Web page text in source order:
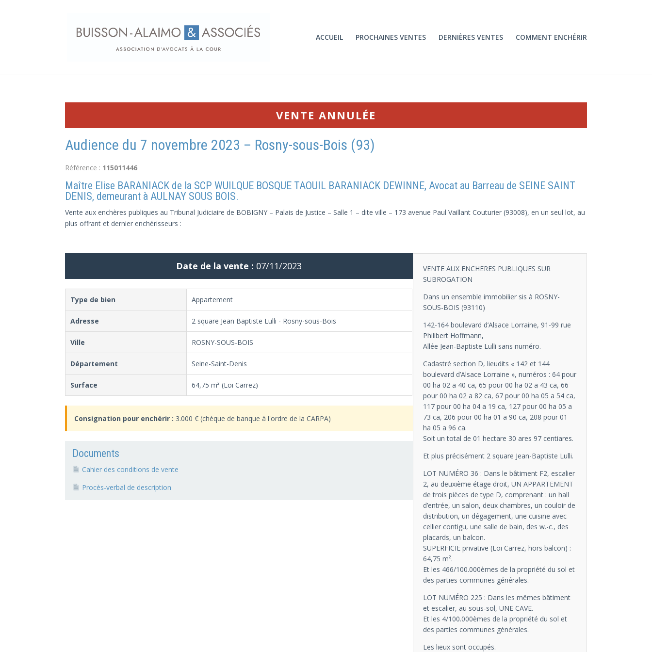
ACCUEIL PROCHAINES VENTES DERNIÈRES VENTES COMMENT ENCHÉRIR
VENTE ANNULÉE
Audience du 7 novembre 2023 – Rosny-sous-Bois (93)
Référence : 115011446
Maître Elise BARANIACK de la SCP WUILQUE BOSQUE TAOUIL BARANIACK DEWINNE, Avocat au Barreau de SEINE SAINT
DENIS, demeurant à AULNAY SOUS BOIS.
Vente aux enchères publiques au Tribunal Judiciaire de BOBIGNY – Palais de Justice – Salle 1 – dite ville – 173 avenue Paul Vaillant Couturier (93008), en un seul lot, au
plus offrant et dernier enchérisseurs :
Date de la vente : 07/11/2023
Type de bien Appartement
Adresse 2 square Jean Baptiste Lulli - Rosny-sous-Bois
Ville ROSNY-SOUS-BOIS
Département Seine-Saint-Denis
Surface 64,75 m² (Loi Carrez)
Consignation pour enchérir : 3.000 € (chèque de banque à l'ordre de la CARPA)
Documents
Cahier des conditions de vente
Procès-verbal de description
VENTE AUX ENCHERES PUBLIQUES SUR
SUBROGATION
Dans un ensemble immobilier sis à ROSNY-
SOUS-BOIS (93110)
142-164 boulevard d’Alsace Lorraine, 91-99 rue
Philibert Hoffmann,
Allée Jean-Baptiste Lulli sans numéro.
Cadastré section D, lieudits « 142 et 144
boulevard d’Alsace Lorraine », numéros : 64 pour
00 ha 02 a 40 ca, 65 pour 00 ha 02 a 43 ca, 66
pour 00 ha 02 a 82 ca, 67 pour 00 ha 05 a 54 ca,
117 pour 00 ha 04 a 19 ca, 127 pour 00 ha 05 a
73 ca, 206 pour 00 ha 01 a 90 ca, 208 pour 01
ha 05 a 96 ca.
Soit un total de 01 hectare 30 ares 97 centiares.
Et plus précisément 2 square Jean-Baptiste Lulli.
LOT NUMÉRO 36 : Dans le bâtiment F2, escalier
2, au deuxième étage droit, UN APPARTEMENT
de trois pièces de type D, comprenant : un hall
d’entrée, un salon, deux chambres, un couloir de
distribution, un dégagement, une cuisine avec
cellier contigu, une salle de bain, des w.-c., des
placards, un balcon.
SUPERFICIE privative (Loi Carrez, hors balcon) :
64,75 m².
Et les 466/100.000èmes de la propriété du sol et
des parties communes générales.
LOT NUMÉRO 225 : Dans les mêmes bâtiment
et escalier, au sous-sol, UNE CAVE.
Et les 4/100.000èmes de la propriété du sol et
des parties communes générales.
Les lieux sont occupés.